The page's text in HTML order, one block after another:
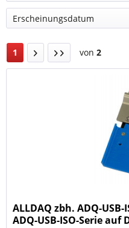
1 von 2
ALLDAQ zbh. ADQ-
ADQ-USB-ISO-Serie auf